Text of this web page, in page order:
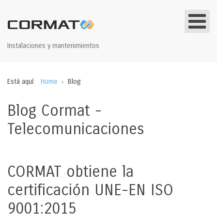
Instalaciones y mantenimientos
Está aquí: Home Blog
Blog Cormat -
Telecomunicaciones
CORMAT obtiene la
certificación UNE-EN ISO
9001:2015